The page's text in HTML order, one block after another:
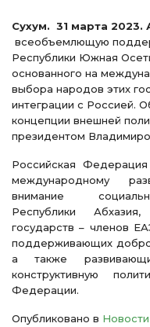
Сухум. 31 марта 2023.
всеобъемлющую
Республики Южная
основанного на
выбора народов этих
интеграции с Россией.
концепции внешней
президентом
Российская
международному
внимание
Республики
государств – членов
поддерживающих
а также
конструктивную
Федерации.
Опубликовано в Новости